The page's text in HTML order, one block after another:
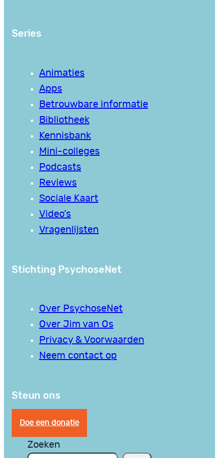
Series
Animaties
Apps
Betrouwbare informatie
Bibliotheek
Kennisbank
Mini-colleges
Podcasts
Reviews
Sociale Kaart
Video’s
Vragenlijsten
Stichting PsychoseNet
Over PsychoseNet
Over Jim van Os
Privacy & Voorwaarden
Neem contact op
Steun ons
Doe een donatie
Zoeken